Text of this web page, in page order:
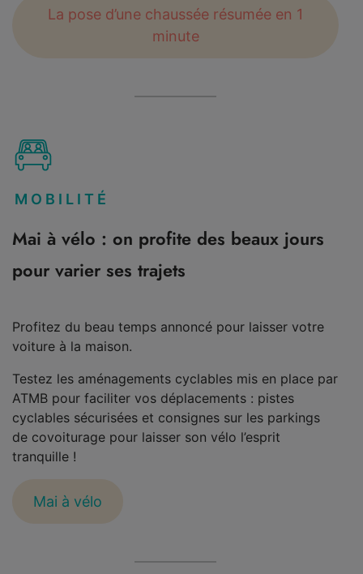
La pose d’une chaussée résumée en 1
minute
MOBILITÉ
Mai à vélo : on profite des beaux jours
pour varier ses trajets
Profitez du beau temps annoncé pour laisser votre
voiture à la maison.
Testez les aménagements cyclables mis en place par
ATMB pour faciliter vos déplacements : pistes
cyclables sécurisées et consignes sur les parkings
de covoiturage pour laisser son vélo l’esprit
tranquille !
Mai à vélo